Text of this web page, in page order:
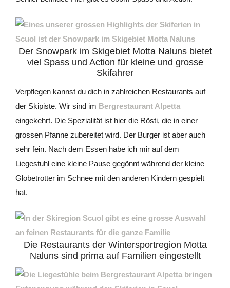
Der Snowpark im Skigebiet Motta Naluns bietet
viel Spass und Action für kleine und grosse
Skifahrer
Verpflegen kannst du dich in zahlreichen Restaurants auf
der Skipiste. Wir sind im Bergrestaurant Alpetta
eingekehrt. Die Spezialität ist hier die Rösti, die in einer
grossen Pfanne zubereitet wird. Der Burger ist aber auch
sehr fein. Nach dem Essen habe ich mir auf dem
Liegestuhl eine kleine Pause gegönnt während der kleine
Globetrotter im Schnee mit den anderen Kindern gespielt
hat.
Die Restaurants der Wintersportregion Motta
Naluns sind prima auf Familien eingestellt